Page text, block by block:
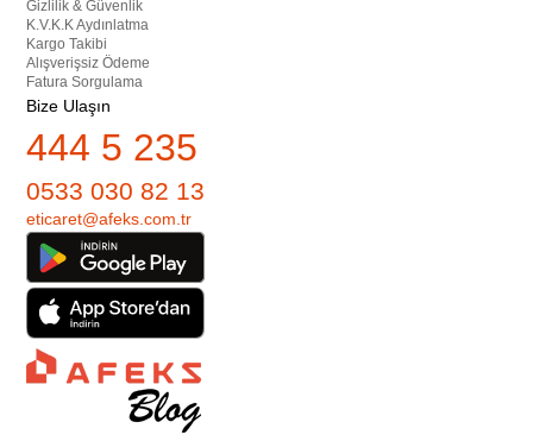
Gizlilik & Güvenlik
K.V.K.K Aydınlatma
Kargo Takibi
Alışverişsiz Ödeme
Fatura Sorgulama
Bize Ulaşın
444 5 235
0533 030 82 13
eticaret@afeks.com.tr